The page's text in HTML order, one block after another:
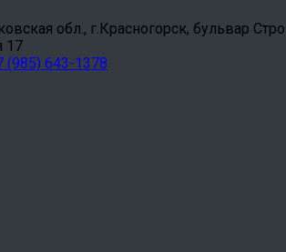
обл., г.Красногорск, бульвар
17
(985) 643-1378